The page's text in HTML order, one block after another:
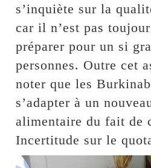
s’inquiète sur la
car il n’est pas
préparer pour un si
personnes. Outre cet
noter que les
s’adapter à un
alimentaire du fait de
Incertitude sur le